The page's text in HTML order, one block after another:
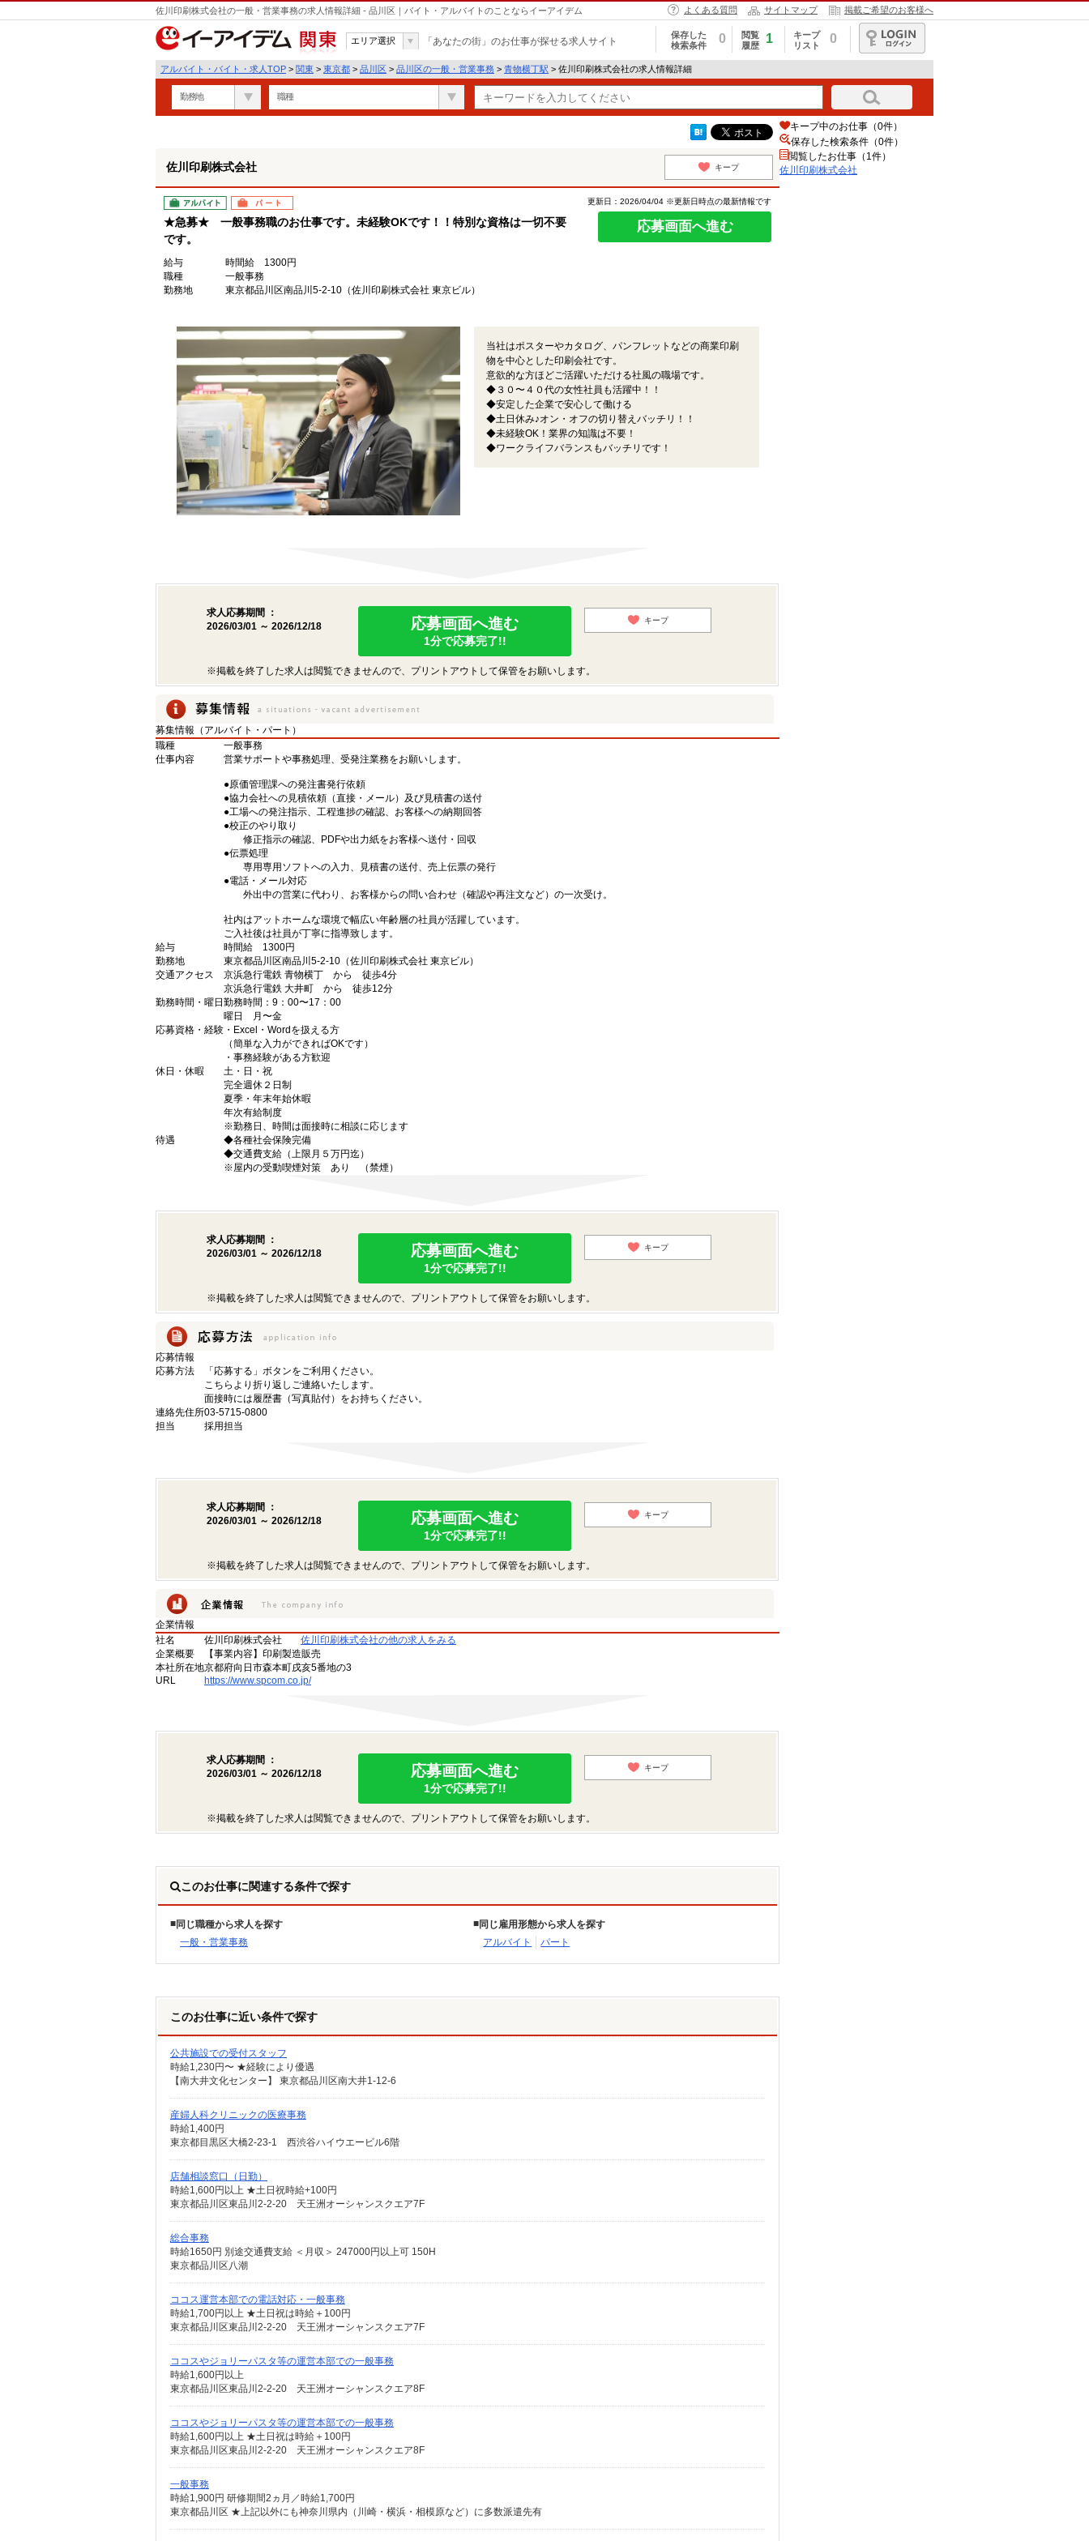
佐川印刷株式会社の一般・営業事務の求人情報詳細 - 品川区｜バイト・アルバイトのことならイーアイデム よくある質問 サイトマップ 掲載ご希望のお客様へ
関東
エリア選択 「あなたの街」のお仕事が探せる求人サイト
保存した
検索条件
0
閲覧
履歴
1
キープ
リスト
0
ログイン
アルバイト・バイト・求人TOP > 関東 > 東京都 > 品川区 > 品川区の一般・営業事務 > 青物横丁駅 > 佐川印刷株式会社の求人情報詳細
勤務地 職種
佐川印刷株式会社 キープ
アルバイト パート
★急募★ 一般事務職のお仕事です。未経験OKです！！特別な資格は一切不要
です。
更新日：2026/04/04 ※更新日時点の最新情報です
応募画面へ進む
給与
時間給 1300円
職種
一般事務
勤務地
東京都品川区南品川5-2-10（佐川印刷株式会社 東京ビル）
当社はポスターやカタログ、パンフレットなどの商業印刷
物を中心とした印刷会社です。
意欲的な方ほどご活躍いただける社風の職場です。
◆３０〜４０代の女性社員も活躍中！！
◆安定した企業で安心して働ける
◆土日休み♪オン・オフの切り替えバッチリ！！
◆未経験OK！業界の知識は不要！
◆ワークライフバランスもバッチリです！
求人応募期間 ：
2026/03/01 ～ 2026/12/18
応募画面へ進む
1分で応募完了!!
キープ
※掲載を終了した求人は閲覧できませんので、プリントアウトして保管をお願いします。
募集情報（アルバイト・パート）
職種
一般事務
仕事内容
営業サポートや事務処理、受発注業務をお願いします。
●原価管理課への発注書発行依頼
●協力会社への見積依頼（直接・メール）及び見積書の送付
●工場への発注指示、工程進捗の確認、お客様への納期回答
●校正のやり取り
修正指示の確認、PDFや出力紙をお客様へ送付・回収
●伝票処理
専用専用ソフトへの入力、見積書の送付、売上伝票の発行
●電話・メール対応
外出中の営業に代わり、お客様からの問い合わせ（確認や再注文など）の一次受け。
社内はアットホームな環境で幅広い年齢層の社員が活躍しています。
ご入社後は社員が丁寧に指導致します。
給与
時間給 1300円
勤務地
東京都品川区南品川5-2-10（佐川印刷株式会社 東京ビル）
交通アクセス
京浜急行電鉄 青物横丁 から 徒歩4分
京浜急行電鉄 大井町 から 徒歩12分
勤務時間・曜日 勤務時間：9：00〜17：00
曜日 月〜金
応募資格・経験 ・Excel・Wordを扱える方
（簡単な入力ができればOKです）
・事務経験がある方歓迎
休日・休暇
土・日・祝
完全週休２日制
夏季・年末年始休暇
年次有給制度
※勤務日、時間は面接時に相談に応じます
待遇
◆各種社会保険完備
◆交通費支給（上限月５万円迄）
※屋内の受動喫煙対策 あり （禁煙）
求人応募期間 ：
2026/03/01 ～ 2026/12/18
応募画面へ進む
1分で応募完了!!
キープ
※掲載を終了した求人は閲覧できませんので、プリントアウトして保管をお願いします。
応募情報
応募方法
「応募する」ボタンをご利用ください。
こちらより折り返しご連絡いたします。
面接時には履歴書（写真貼付）をお持ちください。
連絡先住所03-5715-0800
担当
採用担当
求人応募期間 ：
2026/03/01 ～ 2026/12/18
応募画面へ進む
1分で応募完了!!
キープ
※掲載を終了した求人は閲覧できませんので、プリントアウトして保管をお願いします。
企業情報
社名
佐川印刷株式会社
佐川印刷株式会社の他の求人をみる
企業概要
【事業内容】印刷製造販売
本社所在地京都府向日市森本町戌亥5番地の3
URL
https://www.spcom.co.jp/
求人応募期間 ：
2026/03/01 ～ 2026/12/18
応募画面へ進む
1分で応募完了!!
キープ
※掲載を終了した求人は閲覧できませんので、プリントアウトして保管をお願いします。
このお仕事に関連する条件で探す
同じ職種から求人を探す
一般・営業事務
同じ雇用形態から求人を探す
アルバイト
パート
このお仕事に近い条件で探す
公共施設での受付スタッフ
時給1,230円〜 ★経験により優遇
【南大井文化センター】 東京都品川区南大井1-12-6
産婦人科クリニックの医療事務
時給1,400円
東京都目黒区大橋2-23-1 西渋谷ハイウエービル6階
店舗相談窓口（日勤）
時給1,600円以上 ★土日祝時給+100円
東京都品川区東品川2-2-20 天王洲オーシャンスクエア7F
総合事務
時給1650円 別途交通費支給 ＜月収＞ 247000円以上可 150H
東京都品川区八潮
ココス運営本部での電話対応・一般事務
時給1,700円以上 ★土日祝は時給＋100円
東京都品川区東品川2-2-20 天王洲オーシャンスクエア7F
ココスやジョリーパスタ等の運営本部での一般事務
時給1,600円以上
東京都品川区東品川2-2-20 天王洲オーシャンスクエア8F
ココスやジョリーパスタ等の運営本部での一般事務
時給1,600円以上 ★土日祝は時給＋100円
東京都品川区東品川2-2-20 天王洲オーシャンスクエア8F
一般事務
時給1,900円 研修期間2ヵ月／時給1,700円
東京都品川区 ★上記以外にも神奈川県内（川崎・横浜・相模原など）に多数派遣先有
キープ中のお仕事（0件）
保存した検索条件（0件）
閲覧したお仕事（1件）
佐川印刷株式会社